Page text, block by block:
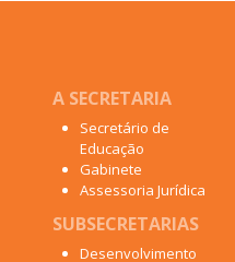
A SECRETARIA
Secretário de
Educação
Gabinete
Assessoria Jurídica
SUBSECRETARIAS
Desenvolvimento